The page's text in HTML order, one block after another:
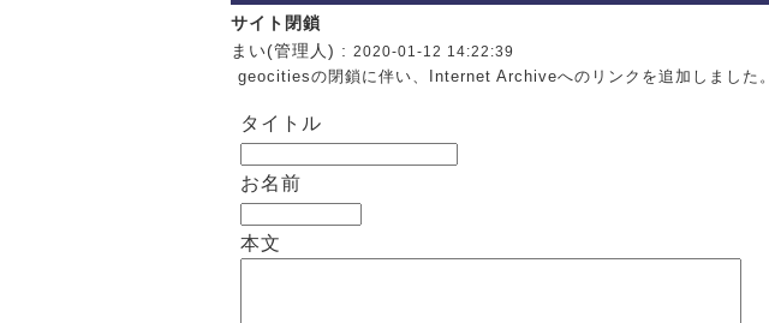
サイト閉鎖
まい(管理人) : 2020-01-12 14:22:39
geocitiesの閉鎖に伴い、Internet Archiveへのリンクを追加しました。
タイトル
お名前
本文